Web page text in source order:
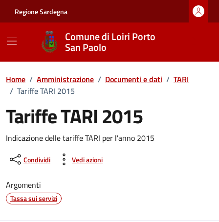
Regione Sardegna
Comune di Loiri Porto
San Paolo
Home / Amministrazione / Documenti e dati / TARI
/ Tariffe TARI 2015
Tariffe TARI 2015
Dettagli del documento
Indicazione delle tariffe TARI per l'anno 2015
Condividi Vedi azioni
Argomenti
Tassa sui servizi